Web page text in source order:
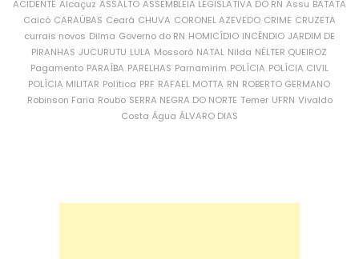
ACIDENTE Alcaçuz ASSALTO ASSEMBLEIA LEGISLATIVA DO RN Assu BATATA
Caicó CARAÚBAS Ceará CHUVA CORONEL AZEVEDO CRIME CRUZETA
currais novos Dilma Governo do RN HOMICÍDIO INCÊNDIO JARDIM DE
PIRANHAS JUCURUTU LULA Mossoró NATAL Nilda NÉLTER QUEIROZ
Pagamento PARAÍBA PARELHAS Parnamirim POLÍCIA POLÍCIA CIVIL
POLÍCIA MILITAR Política PRF RAFAEL MOTTA RN ROBERTO GERMANO
Robinson Faria Roubo SERRA NEGRA DO NORTE Temer UFRN Vivaldo
Costa Água ÁLVARO DIAS